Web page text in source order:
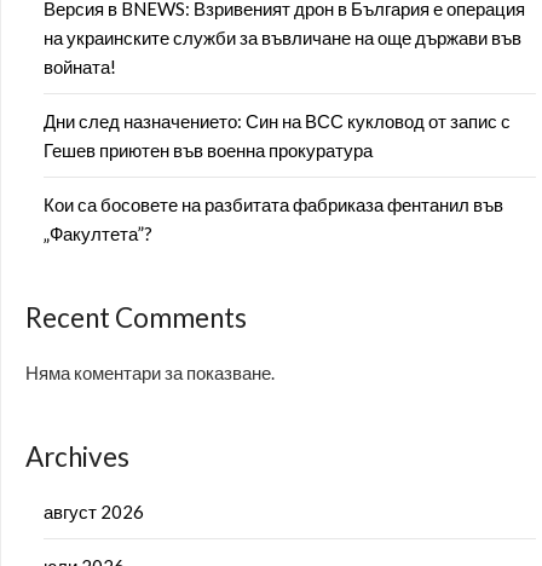
Версия в BNEWS: Взривеният дрон в България е операция
на украинските служби за въвличане на още държави във
войната!
Дни след назначението: Син на ВСС кукловод от запис с
Гешев приютен във военна прокуратура
Кои са босовете на разбитата фабриказа фентанил във
„Факултета”?
Recent Comments
Няма коментари за показване.
Archives
август 2026